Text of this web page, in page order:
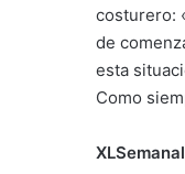
costurero:
de
esta
Como